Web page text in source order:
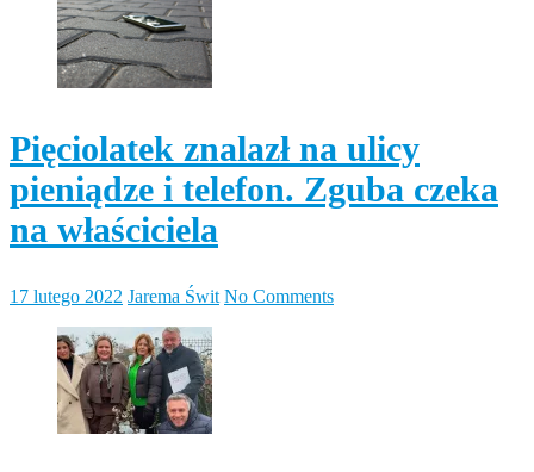
Pięciolatek znalazł na ulicy
pieniądze i telefon. Zguba czeka
na właściciela
17 lutego 2022 Jarema Świt No Comments